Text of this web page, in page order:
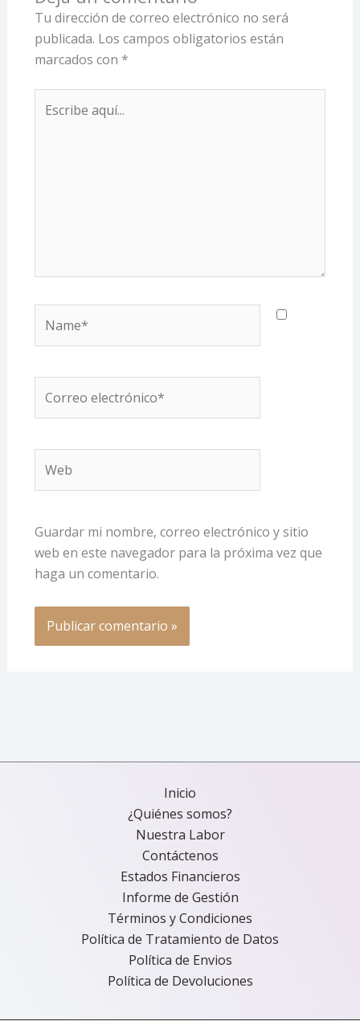
Tu dirección de correo electrónico no será
publicada. Los campos obligatorios están
marcados con *
aquí...
electrónico*
Guardar mi nombre, correo electrónico y sitio
web en este navegador para la próxima vez que
haga un comentario.
Inicio
¿Quiénes somos?
Nuestra Labor
Contáctenos
Estados Financieros
Informe de Gestión
Términos y Condiciones
Política de Tratamiento de Datos
Política de Envios
Política de Devoluciones